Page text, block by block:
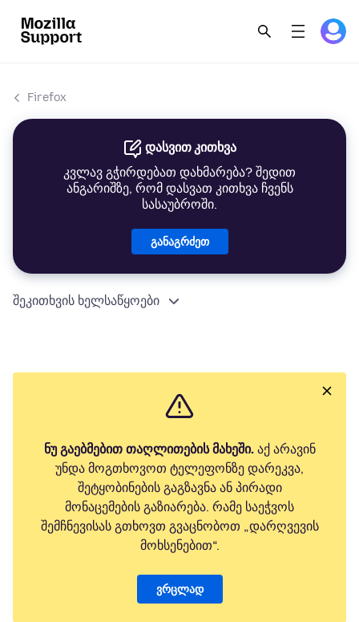
Firefox
დასვით კითხვა
კვლავ გჭირდებათ დახმარება? შედით
ანგარიშზე, რომ დასვათ კითხვა ჩვენს
სასაუბროში.
განაგრძეთ
შეკითხვის ხელსაწყოები
ნუ გაებმებით თაღლითების მახეში.აქ არავინ
უნდა მოგთხოვოთ ტელეფონზე დარეკვა,
შეტყობინების გაგზავნა ან პირადი
მონაცემების გაზიარება. რამე საეჭვოს
შემჩნევისას გთხოვთ გვაცნობოთ „დარღვევის
მოხსენებით“.
ვრცლად